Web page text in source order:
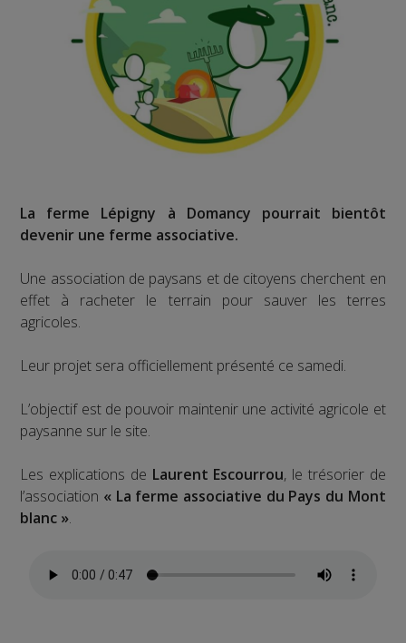
La ferme Lépigny à Domancy pourrait bientôt
devenir une ferme associative.
Une association de paysans et de citoyens cherchent en
effet à racheter le terrain pour sauver les terres
agricoles.
Leur projet sera officiellement présenté ce samedi.
L’objectif est de pouvoir maintenir une activité agricole et
paysanne sur le site.
Les explications de Laurent Escourrou, le trésorier de
l’association « La ferme associative du Pays du Mont
blanc ».